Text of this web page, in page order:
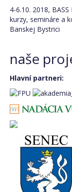
Costs/
Concerts
BASS
BASS
Friday
Sunday
Event gallery
4-6.10. 2018,
kurzy, semináre a
Banskej Bystrici
naše
Hlavní partneri: